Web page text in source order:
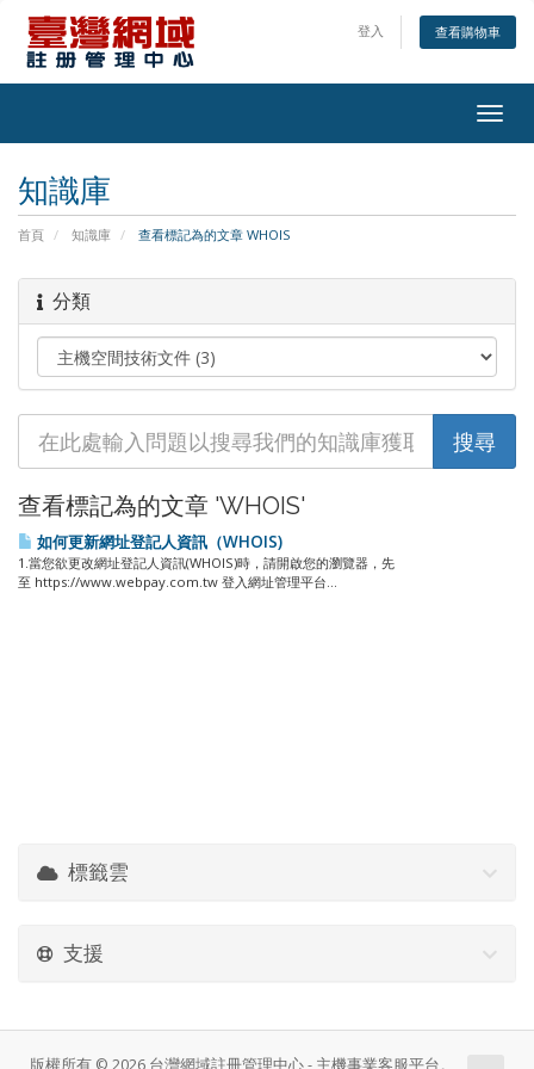
登入 查看購物車
知識庫
首頁 知識庫 查看標記為的文章 WHOIS
分類
查看標記為的文章 'WHOIS'
如何更新網址登記人資訊（WHOIS)
1.當您欲更改網址登記人資訊(WHOIS)時，請開啟您的瀏覽器，先
至 https://www.webpay.com.tw 登入網址管理平台...
標籤雲
支援
版權所有 © 2026 台灣網域註冊管理中心 - 主機事業客服平台。